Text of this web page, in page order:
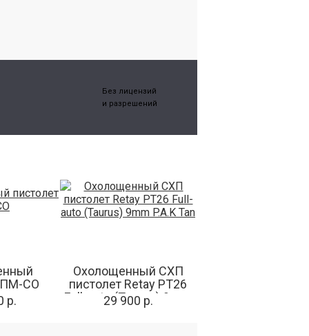
Без лицензий
и разрешений
ПМ-СО
р.
Охолощенный СХП
пистолет Retay PT26
Full-auto (Taurus) 9mm
P.A.K Tan
29 900 р.